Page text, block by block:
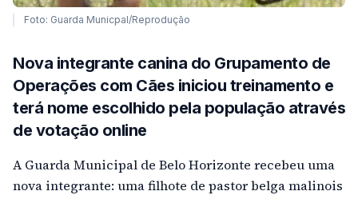
Foto: Guarda Municpal/Reprodução
Nova integrante canina do Grupamento de
Operações com Cães iniciou treinamento e
terá nome escolhido pela população através
de votação online
A Guarda Municipal de Belo Horizonte recebeu uma
nova integrante: uma filhote de pastor belga malinois